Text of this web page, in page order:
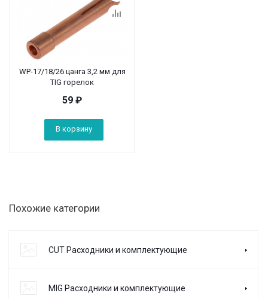
WP-17/18/26 цанга 3,2 мм для
TIG горелок
59 ₽
В корзину
Похожие категории
CUT Расходники и комплектующие
MIG Расходники и комплектующие